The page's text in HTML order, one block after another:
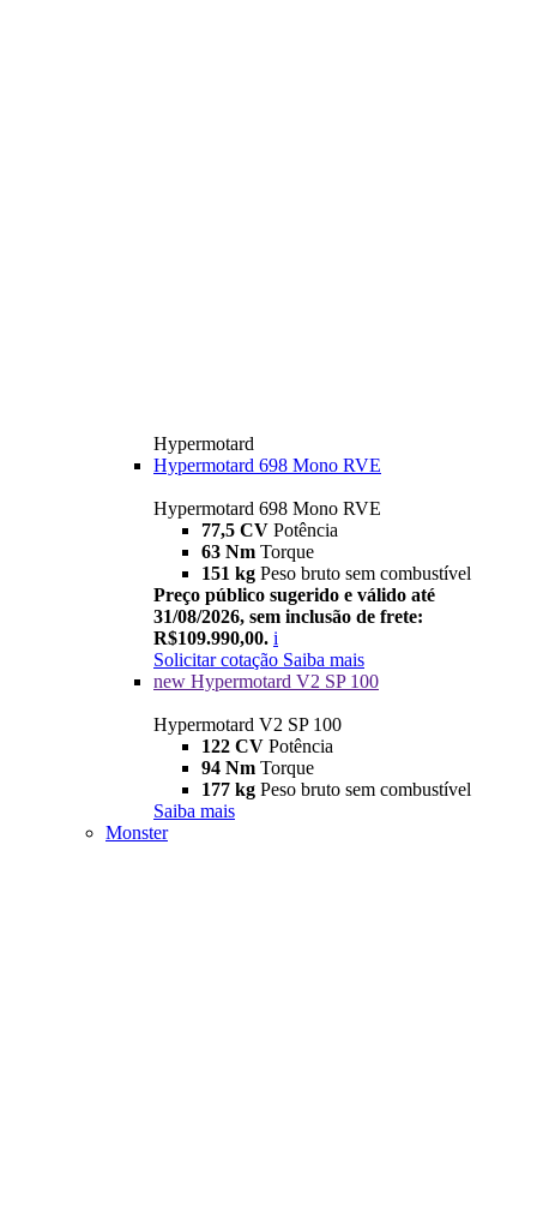
Hypermotard
Hypermotard 698 Mono RVE
Hypermotard 698 Mono RVE
77,5 CV Potência
63 Nm Torque
151 kg Peso bruto sem combustível
Preço público sugerido e válido até
31/08/2026, sem inclusão de frete:
R$109.990,00. i
Solicitar cotação Saiba mais
new Hypermotard V2 SP 100
Hypermotard V2 SP 100
122 CV Potência
94 Nm Torque
177 kg Peso bruto sem combustível
Saiba mais
Monster